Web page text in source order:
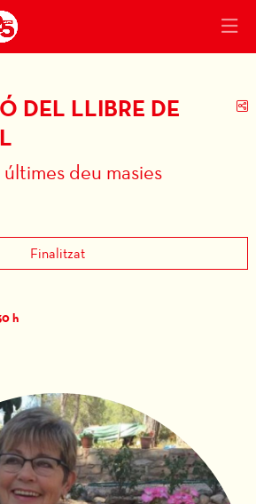
DEL LLIBRE DE
deu masies
Finalitzat
h